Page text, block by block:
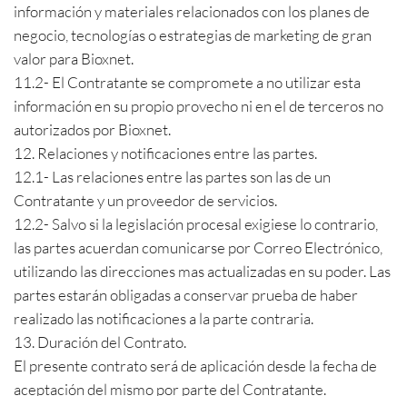
información y materiales relacionados con los planes de
negocio, tecnologías o estrategias de marketing de gran
valor para Bioxnet.
11.2- El Contratante se compromete a no utilizar esta
información en su propio provecho ni en el de terceros no
autorizados por Bioxnet.
12. Relaciones y notificaciones entre las partes.
12.1- Las relaciones entre las partes son las de un
Contratante y un proveedor de servicios.
12.2- Salvo si la legislación procesal exigiese lo contrario,
las partes acuerdan comunicarse por Correo Electrónico,
utilizando las direcciones mas actualizadas en su poder. Las
partes estarán obligadas a conservar prueba de haber
realizado las notificaciones a la parte contraria.
13. Duración del Contrato.
El presente contrato será de aplicación desde la fecha de
aceptación del mismo por parte del Contratante.